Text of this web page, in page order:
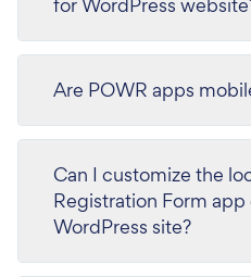
Are POWR apps
Can I customize the
Registration Form
WordPress site?